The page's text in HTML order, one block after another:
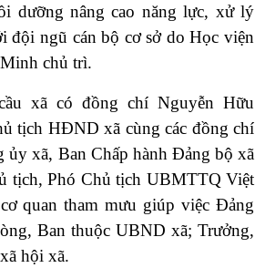
dưỡng nâng cao năng lực, xử lý
đội ngũ cán bộ cơ sở do Học viện
chủ trì.
xã có đồng chí Nguyễn Hữu
tịch HĐND xã cùng các đồng chí
xã, Ban Chấp hành Đảng bộ xã
tịch, Phó Chủ tịch UBMTTQ Việt
quan tham mưu giúp việc Đảng
Ban thuộc UBND xã; Trưởng,
hội xã.